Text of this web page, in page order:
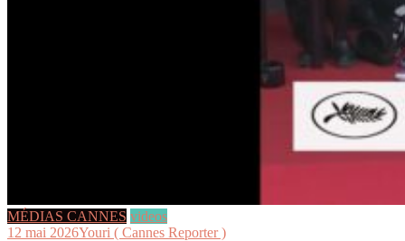
MÉDIAS CANNES videos
12 mai 2026Youri ( Cannes Reporter )